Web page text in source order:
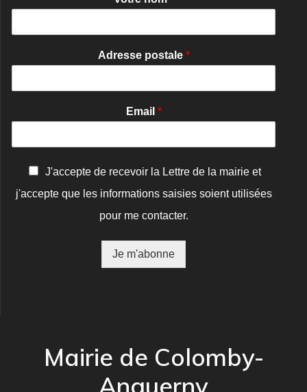
Adresse postale *
Email *
n
J'accepte de recevoir la Lettre de la mairie et
j'accepte que les informations saisies soient utilisées
pour me contacter.
Je m'abonne
Mairie de Colomby-
Anguerny